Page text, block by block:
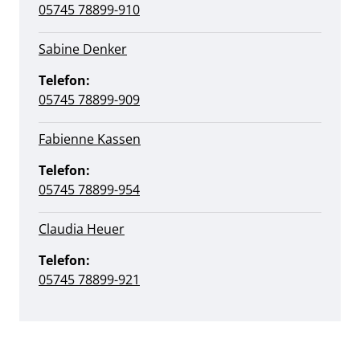
05745 78899-910
Sabine Denker
Telefon:
05745 78899-909
Fabienne Kassen
Telefon:
05745 78899-954
Claudia Heuer
Telefon:
05745 78899-921